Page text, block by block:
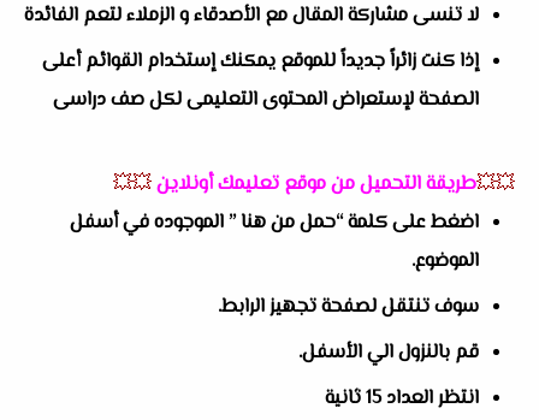
لا تنسى مشاركة المقال مع الأصدقاء و الزملاء لتعم الفائدة
إذا كنت زائراً جديداً للموقع يمكنك إستخدام القوائم أعلى
الصفحة لإستعراض المحتوى التعليمى لكل صف دراسى
💥💥طريقة التحميل من موقع تعليمك أونلاين💥💥
اضغط على كلمة “حمل من هنا ” الموجوده في أسفل
الموضوع.
سوف تنتقل لصفحة تجهيز الرابط.
قم بالنزول الي الأسفل.
انتظر العداد 15 ثانية